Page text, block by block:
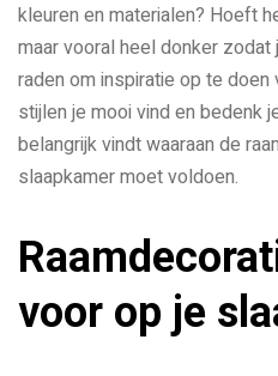
kleuren en materialen? Hoeft
maar vooral heel donker
raden om inspiratie op te
stijlen je mooi vind en bedenk
belangrijk vindt waaraan de
slaapkamer moet voldoen.
voor op je